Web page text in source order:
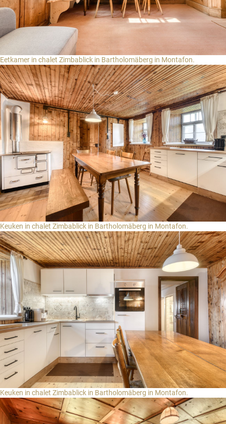
Eetkamer in chalet Zimbablick in Bartholomäberg in Montafon.
Keuken in chalet Zimbablick in Bartholomäberg in Montafon.
Keuken in chalet Zimbablick in Bartholomäberg in Montafon.